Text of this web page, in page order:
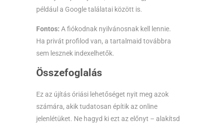
például a Google találatai között is.
Fontos: A fiókodnak nyilvánosnak kell lennie.
Ha privát profilod van, a tartalmaid továbbra
sem lesznek indexelhetők.
Összefoglalás
Ez az újítás óriási lehetőséget nyit meg azok
számára, akik tudatosan építik az online
jelenlétüket. Ne hagyd ki ezt az előnyt – alakítsd